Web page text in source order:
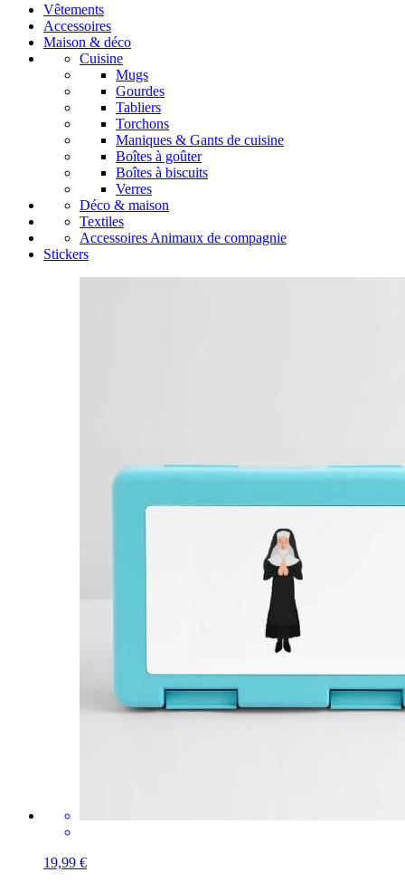
Vêtements
Accessoires
Maison & déco
Cuisine
Mugs
Gourdes
Tabliers
Torchons
Maniques & Gants de cuisine
Boîtes à goûter
Boîtes à biscuits
Verres
Déco & maison
Textiles
Accessoires Animaux de compagnie
Stickers
19,99 €